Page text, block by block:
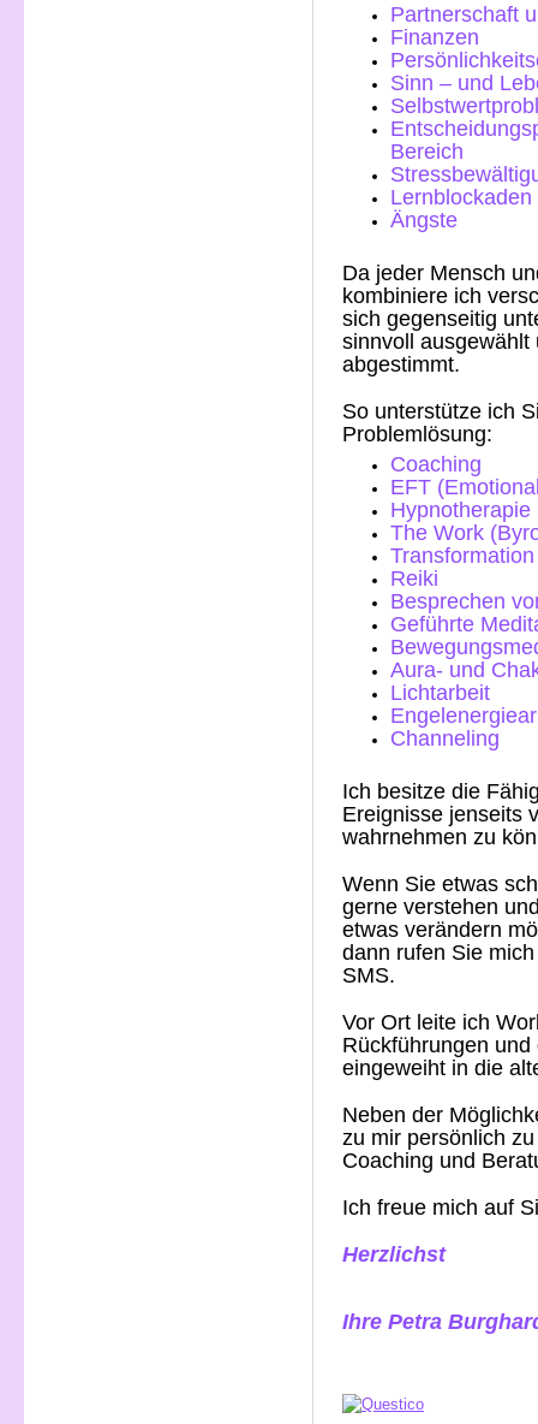
Partnerschaft
Finanzen
Sinn – und
Bereich
Lernblockaden
Ängste
Da jeder Mensch
kombiniere ich
sich gegenseitig
sinnvoll ausgewählt
abgestimmt.
So unterstütze ich
Problemlösung:
Coaching
EFT
The Work
Transformation
Reiki
Besprechen
Geführte
Aura- und
Lichtarbeit
Channeling
Ich besitze die
Ereignisse jenseits
wahrnehmen zu
Wenn Sie etwas
gerne verstehen
etwas verändern
dann rufen Sie
SMS.
Vor Ort leite ich
Rückführungen
eingeweiht in die
Neben der
zu mir persönlich
Coaching und
Ich freue mich auf
Herzlichst
Ihre Petra